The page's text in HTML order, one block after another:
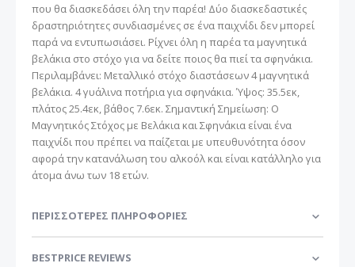
που θα διασκεδάσει όλη την παρέα! Δύο διασκεδαστικές
δραστηριότητες συνδιασμένες σε ένα παιχνίδι δεν μπορεί
παρά να εντυπωσιάσει. Ρίχνει όλη η παρέα τα μαγνητικά
βελάκια στο στόχο για να δείτε ποιος θα πιεί τα σφηνάκια.
Περιλαμβάνει: Μεταλλικό στόχο διαστάσεων 4 μαγνητικά
βελάκια. 4 γυάλινα ποτήρια για σφηνάκια. Ύψος: 35.5εκ,
πλάτος 25.4εκ, βάθος 7.6εκ. Σημαντική Σημείωση: Ο
Μαγνητικός Στόχος με Βελάκια και Σφηνάκια είναι ένα
παιχνίδι που πρέπει να παίζεται με υπευθυνότητα όσον
αφορά την κατανάλωση του αλκοόλ και είναι κατάλληλο για
άτομα άνω των 18 ετών.
ΠΕΡΙΣΣΌΤΕΡΕΣ ΠΛΗΡΟΦΟΡΊΕΣ
BESTPRICE REVIEWS